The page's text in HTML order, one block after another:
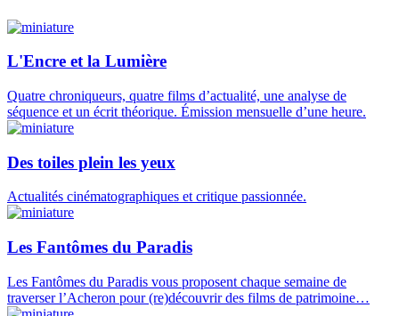
L'Encre et la Lumière
Quatre chroniqueurs, quatre films d’actualité, une analyse de
séquence et un écrit théorique. Émission mensuelle d’une heure.
Des toiles plein les yeux
Actualités cinématographiques et critique passionnée.
Les Fantômes du Paradis
Les Fantômes du Paradis vous proposent chaque semaine de
traverser l’Acheron pour (re)découvrir des films de patrimoine…